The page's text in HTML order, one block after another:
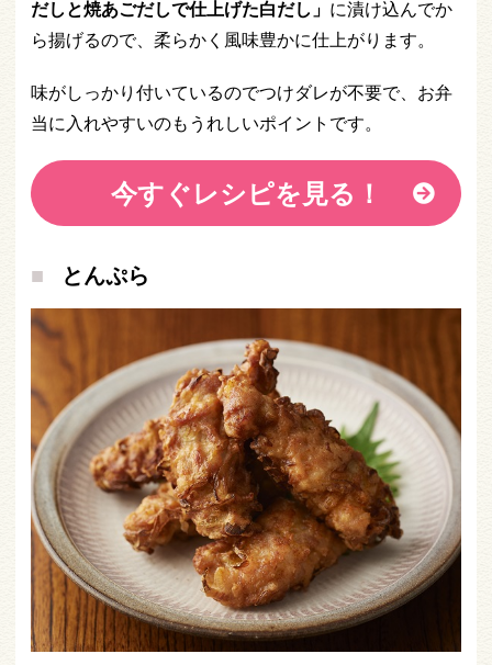
だしと焼あごだしで仕上げた白だし」 に漬け込んでか
ら揚げるので、柔らかく風味豊かに仕上がります。
味がしっかり付いているのでつけダレが不要で、お弁
当に入れやすいのもうれしいポイントです。
今すぐレシピを見る！
とんぷら